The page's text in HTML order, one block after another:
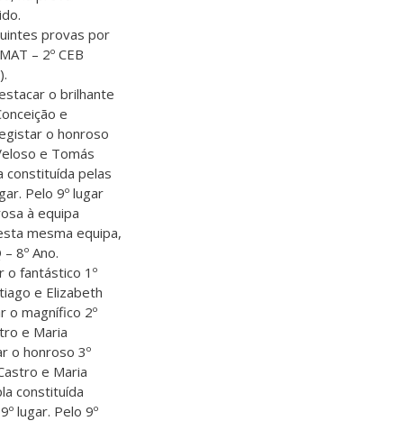
provas por
– 2º CEB
o brilhante
e
o honroso
e Tomás
constituída pelas
Pelo 9º lugar
à equipa
mesma equipa,
8º Ano.
o fantástico 1º
e Elizabeth
o magnífico 2º
e Maria
o honroso 3º
e Maria
constituída
lugar. Pelo 9º